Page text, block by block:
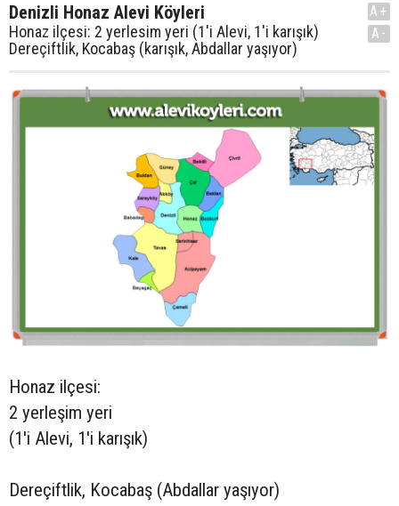
Denizli Honaz Alevi Köyleri
Honaz ilçesi: 2 yerlesim yeri (1'i Alevi, 1'i karışık)
Dereçiftlik, Kocabaş (karışık, Abdallar yaşıyor)
A+
A-
Honaz ilçesi:
2 yerleşim yeri
(1'i Alevi, 1'i karışık)
Dereçiftlik, Kocabaş (Abdallar yaşıyor)